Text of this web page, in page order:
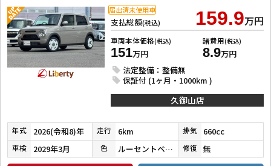
支払総額(税込) 159.9万円
車両本体価格(税込)
151万円
諸費用(税込)
8.9万円
法定整備：整備無
保証付 (1ヶ月・1000km )
届出済未使用車
久御山店
年式 2026(令和8)年 走行 6km 排気 660cc
車検 2029年3月 色 ルーセントベージュパールメタリック 修復 無